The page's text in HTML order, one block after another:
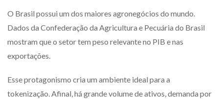
O Brasil possui um dos maiores agronegócios do mundo.
Dados da Confederação da Agricultura e Pecuária do Brasil
mostram que o setor tem peso relevante no PIB e nas
exportações.
Esse protagonismo cria um ambiente ideal para a
tokenização. Afinal, há grande volume de ativos, demanda por